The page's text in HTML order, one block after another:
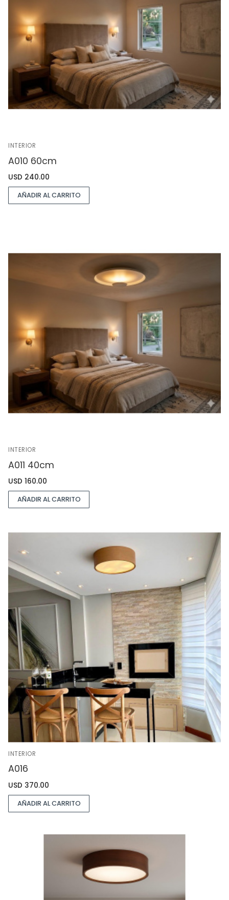
INTERIOR
A010 60cm
USD 240.00
AÑADIR AL CARRITO
INTERIOR
A011 40cm
USD 160.00
AÑADIR AL CARRITO
INTERIOR
A016
USD 370.00
AÑADIR AL CARRITO